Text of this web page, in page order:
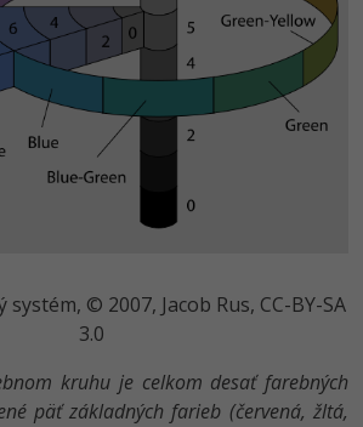
© 2007, Jacob Rus, CC-BY-SA
3.0
kruhu je celkom desať farebných
päť základných farieb (červená, žltá,